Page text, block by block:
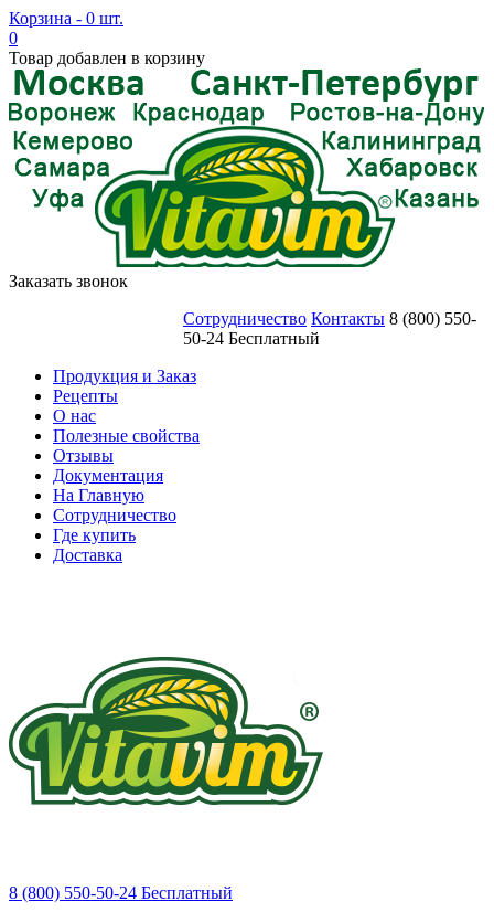
Корзина - 0 шт.
0
Товар добавлен в корзину
Заказать звонок
Сотрудничество Контакты 8 (800) 550-
50-24 Бесплатный
Продукция и Заказ
Рецепты
О нас
Полезные свойства
Отзывы
Документация
На Главную
Сотрудничество
Где купить
Доставка
8 (800) 550-50-24 Бесплатный